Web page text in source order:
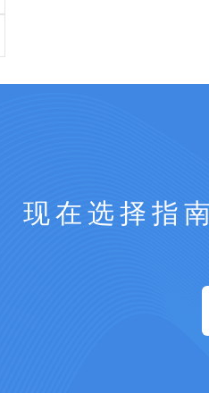
现在选择指